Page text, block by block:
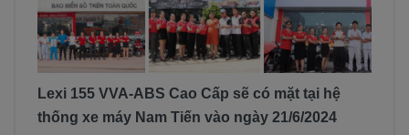
Lexi 155 VVA-ABS Cao Cấp sẽ có mặt tại hệ
thống xe máy Nam Tiến vào ngày 21/6/2024